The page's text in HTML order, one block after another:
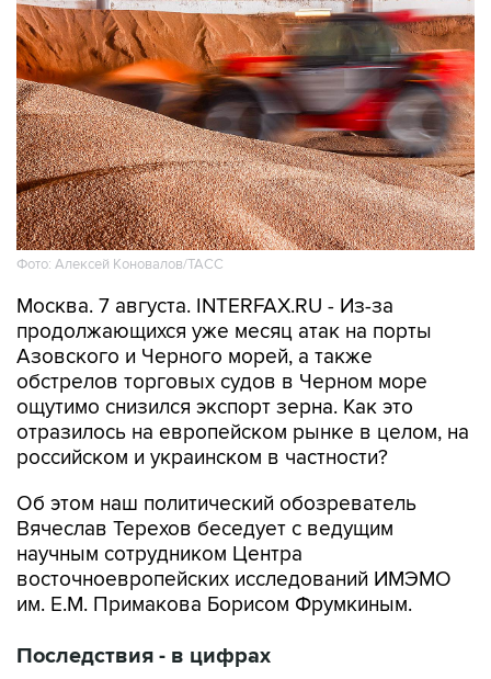
Фото: Алексей Коновалов/ТАСС
Москва. 7 августа. INTERFAX.RU - Из-за
продолжающихся уже месяц атак на порты
Азовского и Черного морей, а также
обстрелов торговых судов в Черном море
ощутимо снизился экспорт зерна. Как это
отразилось на европейском рынке в целом, на
российском и украинском в частности?
Об этом наш политический обозреватель
Вячеслав Терехов беседует с ведущим
научным сотрудником Центра
восточноевропейских исследований ИМЭМО
им. Е.М. Примакова Борисом Фрумкиным.
Последствия - в цифрах